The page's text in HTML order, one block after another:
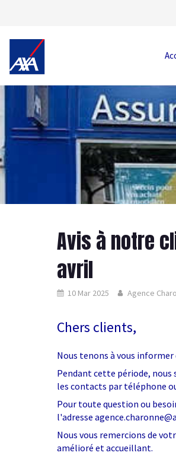
Avis à notre
avril
10 Mar 2025 Agence
Chers clients,
Nous tenons à vous informer
Pendant cette période, nous
les contacts par téléphone
Pour toute question ou
l'adresse
Nous vous remercions de
amélioré et accueillant.